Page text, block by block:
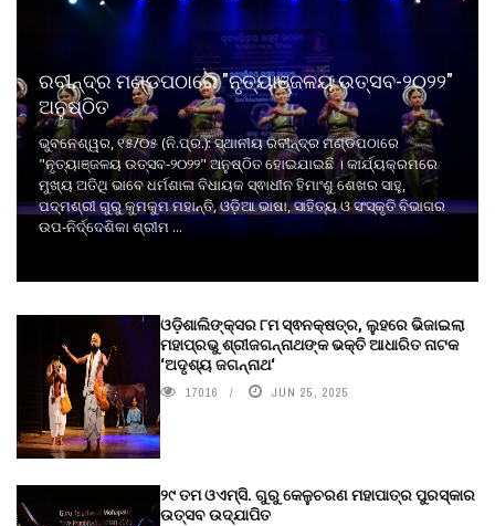
ରବୀନ୍ଦ୍ର ମଣ୍ଡପଠାରେ "ନୃତ୍ୟାଞ୍ଜଳୟ ଉତ୍ସବ-୨୦୨୨"
ଅନୁଷ୍ଠିତ
ଭୁବନେଶ୍ୱର, ୧୫/୦୫ (ନି.ପ୍ର.): ସ୍ଥାନୀୟ ରବୀନ୍ଦ୍ର ମଣ୍ଡପଠାରେ
"ନୃତ୍ୟାଞ୍ଜଳୟ ଉତ୍ସବ-୨୦୨୨" ଅନୁଷ୍ଠିତ ହୋଇଯାଇଛି । କାର୍ଯ୍ୟକ୍ରମରେ
ମୁଖ୍ୟ ଅତିଥି ଭାବେ ଧର୍ମଶାଳା ବିଧାୟକ ସ୍ଵାଧୀନ ହିମାଂଶୁ ଶେଖର ସାହୁ,
ପଦ୍ମଶ୍ରୀ ଗୁରୁ କୁମକୁମ ମହାନ୍ତି, ଓଡ଼ିଆ ଭାଷା, ସାହିତ୍ୟ ଓ ସଂସ୍କୃତି ବିଭାଗର
ଉପ-ନିର୍ଦ୍ଦେଶିକା ଶ୍ରୀମ ...
ଓଡ଼ିଶାଲିଙ୍କ୍ସର ୮ମ ସ୍ଵନକ୍ଷତ୍ର, ଲୁହରେ ଭିଜାଇଲା
ମହାପ୍ରଭୁ ଶ୍ରୀଜଗନ୍ନାଥଙ୍କ ଭକ୍ତି ଆଧାରିତ ନାଟକ
‘ଅଦୃଶ୍ୟ ଜଗନ୍ନାଥ‘
17016 JUN 25, 2025
୨୯ ତମ ଓଏମ୍‌ସି. ଗୁରୁ କେଳୁଚରଣ ମହାପାତ୍ର ପୁରସ୍କାର
ଉତ୍ସବ ଉଦ୍‍ଯାପିତ